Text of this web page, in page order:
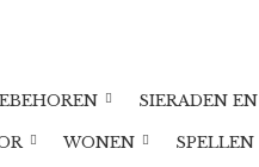
SIERADEN
WONEN SPELLEN